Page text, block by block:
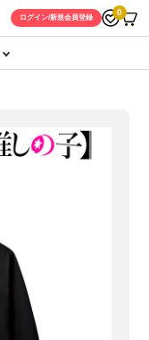
ログイン/新規会員登録
0